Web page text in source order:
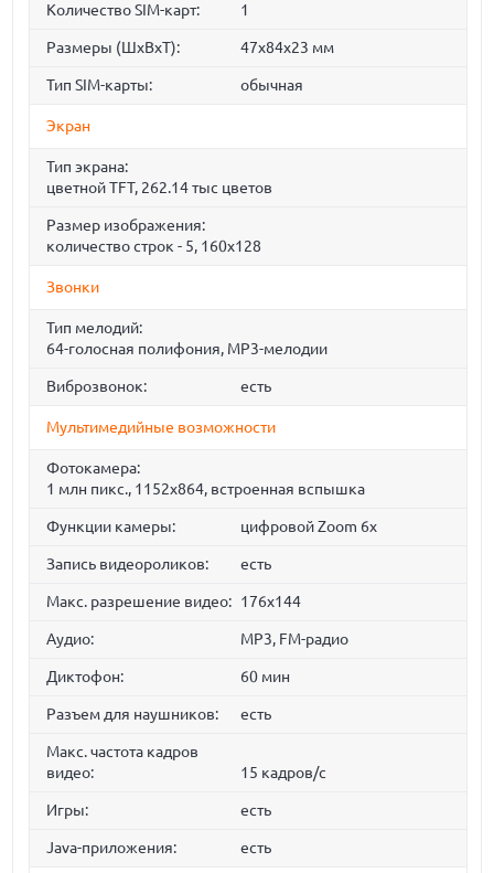
Количество SIM-карт: 1
Размеры (ШxВxТ): 47x84x23 мм
Тип SIM-карты: обычная
Экран
Тип экрана:
цветной TFT, 262.14 тыс цветов
Размер изображения:
количество строк - 5, 160x128
Звонки
Тип мелодий:
64-голосная полифония, MP3-мелодии
Виброзвонок: есть
Мультимедийные возможности
Фотокамера:
1 млн пикс., 1152x864, встроенная вспышка
Функции камеры: цифровой Zoom 6x
Запись видеороликов: есть
Макс. разрешение видео: 176x144
Аудио: MP3, FM-радио
Диктофон: 60 мин
Разъем для наушников: есть
Макс. частота кадров
видео:
15 кадров/с
Игры: есть
Java-приложения: есть